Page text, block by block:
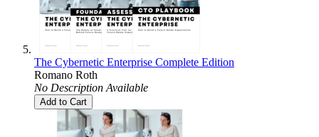
The Cybernetic Enterprise Complete Edition
Romano Roth
No Description Available
Add to Cart